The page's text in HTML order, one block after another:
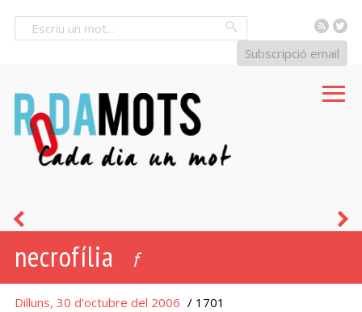
RSS
Subscripció email
necrofília f
Dilluns, 30 d'octubre del 2006 / 1701
brandar